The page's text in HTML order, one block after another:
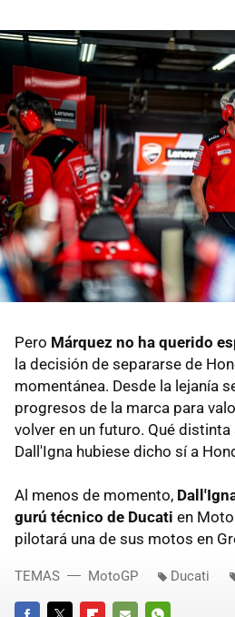
Pero Márquez no ha querido
la decisión de separarse de
momentánea. Desde la lejanía
progresos de la marca para
volver en un futuro. Qué
Dall'Igna hubiese dicho sí a
Al menos de momento,
gurú técnico de Ducati en
pilotará una de sus motos en
TEMAS MotoGP Ducati